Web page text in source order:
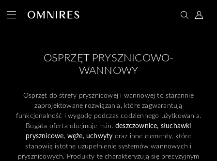
OSPRZĘT PRYSZNICOWO-
WANNOWY
Osprzęt do strefy prysznicowej i wannowej to starannie
zaprojektowane rozwiązania, które zagwarantują
funkcjonalność i wygodę podczas codziennego użytkowania.
Bogata oferta obejmuje m.in.deszczownice, słuchawki
prysznicowe, węże, uchwyty oraz inne elementy, które
stanowią istotne uzupełnienie systemów wannowych i
prysznicowych. Produkty te charakteryzują się precyzyjnym